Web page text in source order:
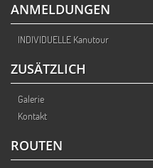
ANMELDUNGEN
INDIVIDUELLE Kanutour
ZUSÄTZLICH
Galerie
Kontakt
ROUTEN